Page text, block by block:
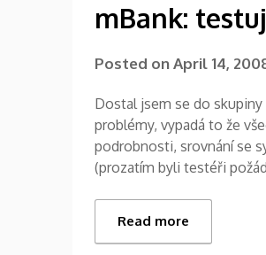
mBank:
Posted onApril 14,
Dostal jsem se do
problémy, vypadá to že
podrobnosti, srovnání se
(prozatím byli testéři
Read more